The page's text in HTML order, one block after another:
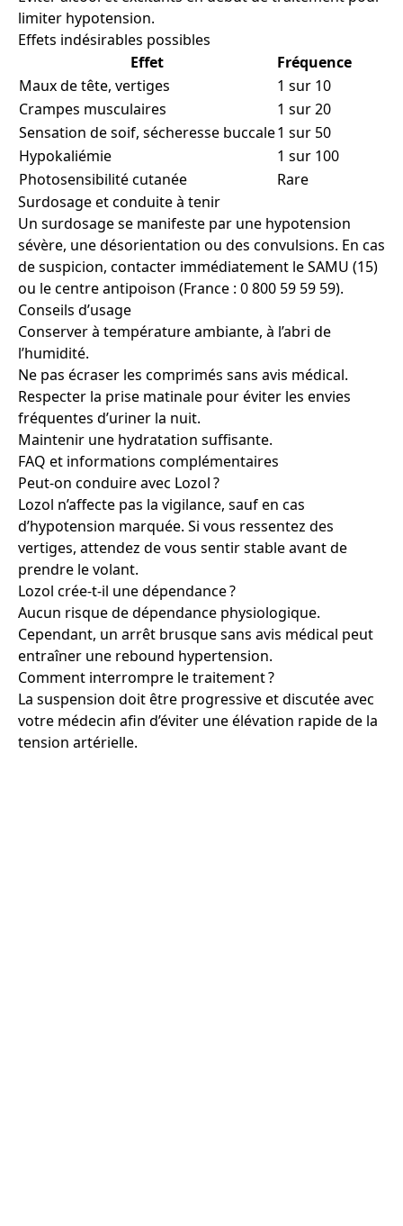
limiter hypotension.
Effets indésirables possibles
Effet
Fréquence
Maux de tête, vertiges
1 sur 10
Crampes musculaires
1 sur 20
Sensation de soif, sécheresse buccale1 sur 50
Hypokaliémie
1 sur 100
Photosensibilité cutanée
Rare
Surdosage et conduite à tenir
Un surdosage se manifeste par une hypotension
sévère, une désorientation ou des convulsions. En cas
de suspicion, contacter immédiatement le SAMU (15)
ou le centre antipoison (France : 0 800 59 59 59).
Conseils d’usage
Conserver à température ambiante, à l’abri de
l’humidité.
Ne pas écraser les comprimés sans avis médical.
Respecter la prise matinale pour éviter les envies
fréquentes d’uriner la nuit.
Maintenir une hydratation suffisante.
FAQ et informations complémentaires
Peut-on conduire avec Lozol ?
Lozol n’affecte pas la vigilance, sauf en cas
d’hypotension marquée. Si vous ressentez des
vertiges, attendez de vous sentir stable avant de
prendre le volant.
Lozol crée-t-il une dépendance ?
Aucun risque de dépendance physiologique.
Cependant, un arrêt brusque sans avis médical peut
entraîner une rebound hypertension.
Comment interrompre le traitement ?
La suspension doit être progressive et discutée avec
votre médecin afin d’éviter une élévation rapide de la
tension artérielle.